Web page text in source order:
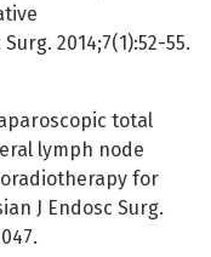
2014;7(1):52-55.
total
lymph node
for
J Endosc Surg.